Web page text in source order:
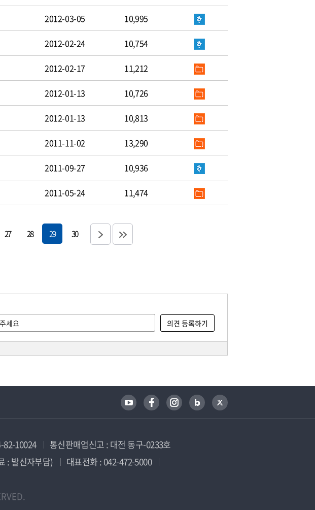
2012-03-05 10,995
2012-02-24 10,754
2012-02-17 11,212
2012-01-13 10,726
2012-01-13 10,813
2011-11-02 13,290
2011-09-27 10,936
2011-05-24 11,474
27 28 29 30
82-10024
통신판매업신고 : 대전 동구-0233호
: 발신자부담)
대표전화 : 042-472-5000